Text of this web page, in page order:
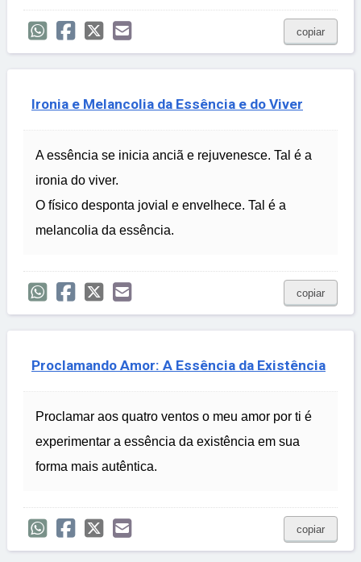
copiar
Ironia e Melancolia da Essência e do Viver
A essência se inicia anciã e rejuvenesce. Tal é a
ironia do viver.
O físico desponta jovial e envelhece. Tal é a
melancolia da essência.
copiar
Proclamando Amor: A Essência da Existência
Proclamar aos quatro ventos o meu amor por ti é
experimentar a essência da existência em sua
forma mais autêntica.
copiar